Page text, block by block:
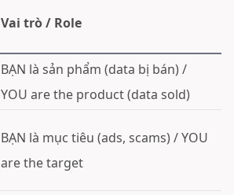
Vai trò / Role
BẠN là sản phẩm (data bị bán) /
YOU are the product (data sold)
BẠN là mục tiêu (ads, scams) / YOU
are the target